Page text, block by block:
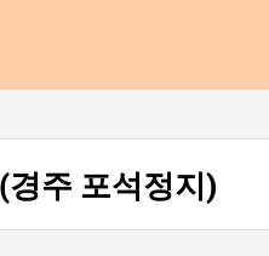
주 포석정지)